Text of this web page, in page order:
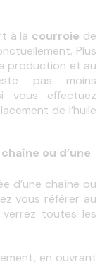
à la courroie
Plus
production et au
pas moins
vous effectuez
de l’huile
ou d’une
vous référer au
verrez toutes les
en ouvrant